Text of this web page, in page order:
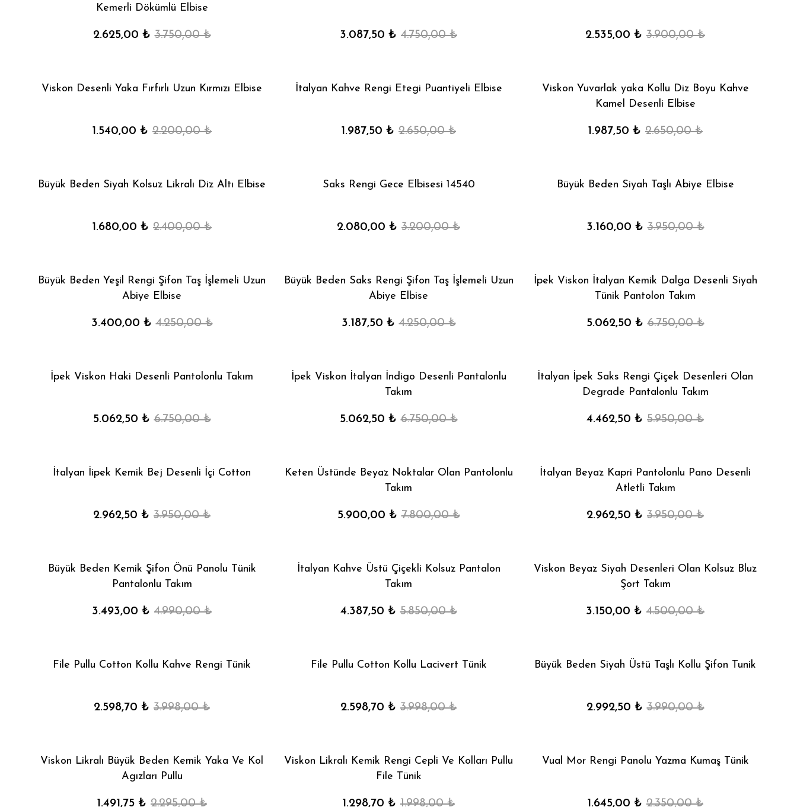
Kemerli Dökümlü Elbise
2.625,00 ₺ 3.750,00 ₺ 3.087,50 ₺ 4.750,00 ₺ 2.535,00 ₺ 3.900,00 ₺
Viskon Desenli Yaka Fırfırlı Uzun Kırmızı Elbise
1.540,00 ₺ 2.200,00 ₺
İtalyan Kahve Rengi Etegi Puantiyeli Elbise
1.987,50 ₺ 2.650,00 ₺
Viskon Yuvarlak yaka Kollu Diz Boyu Kahve
Kamel Desenli Elbise
1.987,50 ₺ 2.650,00 ₺
Büyük Beden Siyah Kolsuz Likralı Diz Altı Elbise
1.680,00 ₺ 2.400,00 ₺
Saks Rengi Gece Elbisesi 14540
2.080,00 ₺ 3.200,00 ₺
Büyük Beden Siyah Taşlı Abiye Elbise
3.160,00 ₺ 3.950,00 ₺
Büyük Beden Yeşil Rengi Şifon Taş İşlemeli Uzun
Abiye Elbise
3.400,00 ₺ 4.250,00 ₺
Büyük Beden Saks Rengi Şifon Taş İşlemeli Uzun
Abiye Elbise
3.187,50 ₺ 4.250,00 ₺
İpek Viskon İtalyan Kemik Dalga Desenli Siyah
Tünik Pantolon Takım
5.062,50 ₺ 6.750,00 ₺
İpek Viskon Haki Desenli Pantolonlu Takım
5.062,50 ₺ 6.750,00 ₺
İpek Viskon İtalyan İndigo Desenli Pantalonlu
Takım
5.062,50 ₺ 6.750,00 ₺
İtalyan İpek Saks Rengi Çiçek Desenleri Olan
Degrade Pantalonlu Takım
4.462,50 ₺ 5.950,00 ₺
İtalyan İipek Kemik Bej Desenli İçi Cotton
2.962,50 ₺ 3.950,00 ₺
Keten Üstünde Beyaz Noktalar Olan Pantolonlu
Takım
5.900,00 ₺ 7.800,00 ₺
İtalyan Beyaz Kapri Pantolonlu Pano Desenli
Atletli Takım
2.962,50 ₺ 3.950,00 ₺
Büyük Beden Kemik Şifon Önü Panolu Tünik
Pantalonlu Takım
3.493,00 ₺ 4.990,00 ₺
İtalyan Kahve Üstü Çiçekli Kolsuz Pantalon
Takım
4.387,50 ₺ 5.850,00 ₺
Viskon Beyaz Siyah Desenleri Olan Kolsuz Bluz
Şort Takım
3.150,00 ₺ 4.500,00 ₺
File Pullu Cotton Kollu Kahve Rengi Tünik
2.598,70 ₺ 3.998,00 ₺
File Pullu Cotton Kollu Lacivert Tünik
2.598,70 ₺ 3.998,00 ₺
Büyük Beden Siyah Üstü Taşlı Kollu Şifon Tunik
2.992,50 ₺ 3.990,00 ₺
Viskon Likralı Büyük Beden Kemik Yaka Ve Kol
Agızları Pullu
1.491,75 ₺ 2.295,00 ₺
Viskon Likralı Kemik Rengi Cepli Ve Kolları Pullu
File Tünik
1.298,70 ₺ 1.998,00 ₺
Vual Mor Rengi Panolu Yazma Kumaş Tünik
1.645,00 ₺ 2.350,00 ₺